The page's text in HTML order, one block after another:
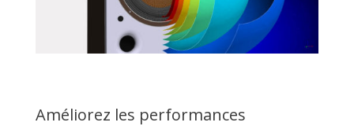
Améliorez les performances